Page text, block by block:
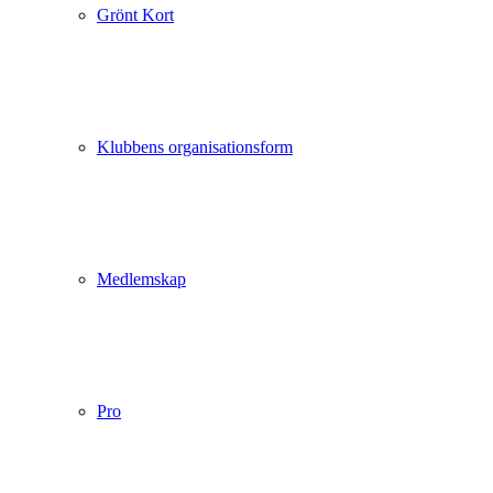
Grönt Kort
Klubbens organisationsform
Medlemskap
Pro